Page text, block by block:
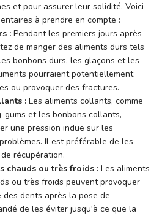
et pour assurer leur solidité. Voici
à prendre en compte :
: Pendant les premiers jours après
de manger des aliments durs tels
bonbons durs, les glaçons et les
pourraient potentiellement
ou provoquer des fractures.
: Les aliments collants, comme
et les bonbons collants,
une pression indue sur les
Il est préférable de les
récupération.
chauds ou très froids : Les aliments
ou très froids peuvent provoquer
dents après la pose de
de les éviter jusqu'à ce que la